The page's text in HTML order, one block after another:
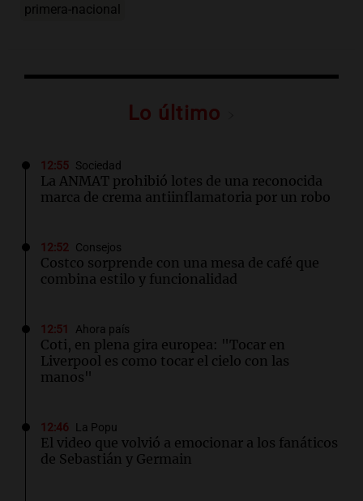
primera-nacional
Lo último
12:55 Sociedad
La ANMAT prohibió lotes de una reconocida
marca de crema antiinflamatoria por un robo
12:52 Consejos
Costco sorprende con una mesa de café que
combina estilo y funcionalidad
12:51 Ahora país
Coti, en plena gira europea: "Tocar en
Liverpool es como tocar el cielo con las
manos"
12:46 La Popu
El video que volvió a emocionar a los fanáticos
de Sebastián y Germain